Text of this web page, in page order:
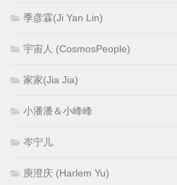
季彦霖(Ji Yan Lin)
宇宙人 (CosmosPeople)
家家(Jia Jia)
小潘潘＆小峰峰
岑宁儿
庾澄庆 (Harlem Yu)